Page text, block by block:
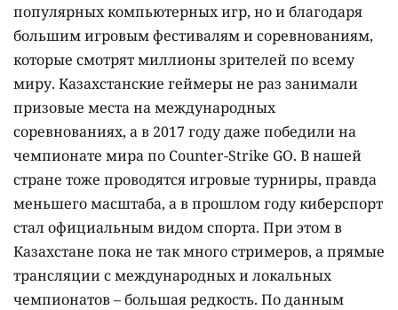
популярных компьютерных игр, но и благодаря
большим игровым фестивалям и соревнованиям,
которые смотрят миллионы зрителей по всему
миру. Казахстанские геймеры не раз занимали
призовые места на международных
соревнованиях, а в 2017 году даже победили на
чемпионате мира по Counter-Strike GO. В нашей
стране тоже проводятся игровые турниры, правда
меньшего масштаба, а в прошлом году киберспорт
стал официальным видом спорта. При этом в
Казахстане пока не так много стримеров, а прямые
трансляции с международных и локальных
чемпионатов – большая редкость. По данным